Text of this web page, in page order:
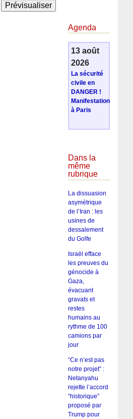
Agenda
13 août
2026
La sécurité
civile en
DANGER !
Manifestation
à Paris
Dans la
même
rubrique
La dissuasion
asymétrique
de l’Iran : les
usines de
dessalement
du Golfe
Israël efface
les preuves du
génocide à
Gaza,
évacuant
gravats et
restes
humains au
rythme de 100
camions par
jour
“Ce n’est pas
notre projet” :
Netanyahu
rejette l’accord
“historique”
proposé par
Trump pour